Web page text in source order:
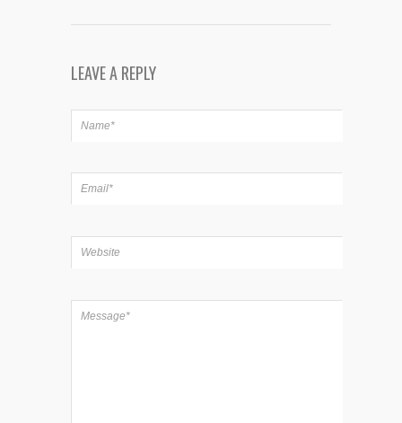
LEAVE A REPLY